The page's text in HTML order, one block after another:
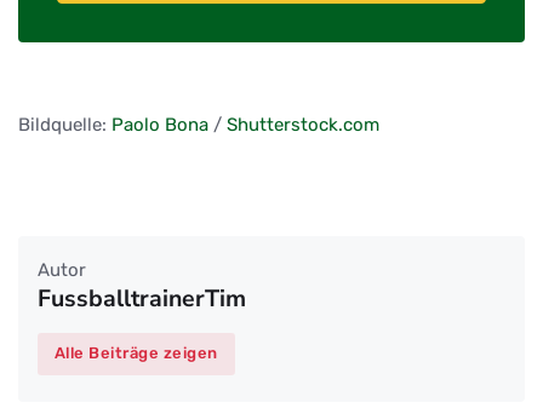
Bildquelle: Paolo Bona / Shutterstock.com
Autor
FussballtrainerTim
Alle Beiträge zeigen